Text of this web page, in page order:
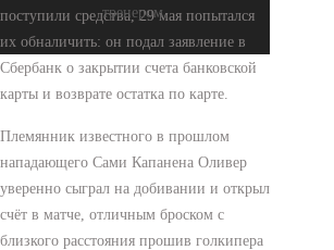
поступили средства, 29 мая попытался
их обналичить: он подал заявление в
Сбербанк о закрытии счета банковской
карты и возврате остатка по карте.
Племянник известного в прошлом
нападающего Сами Капанена Оливер
уверенно сыграл на добивании и открыл
счёт в матче, отличным броском с
близкого расстояния прошив голкипера
тренером.